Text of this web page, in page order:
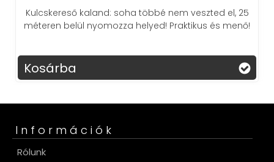
Kulcskereső kaland: soha többé nem veszted el, 25
méteren belül nyomozza helyed! Praktikus és menő!
Kosárba
Információk
Rólunk